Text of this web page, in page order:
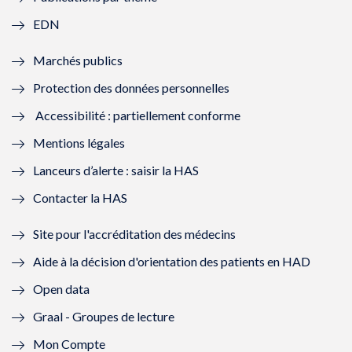
f
n
ê
t
r
e
)
e
n
ê
r
)
ê
t
e
ê
)
EDN
Marchés publics
Protection des données personnelles
Accessibilité : partiellement conforme
Mentions légales
Lanceurs d’alerte : saisir la HAS
Contacter la HAS
Site pour l'accréditation des médecins
Aide à la décision d'orientation des patients en HAD
Open data
Graal - Groupes de lecture
Mon Compte